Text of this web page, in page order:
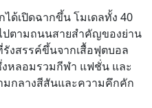
ด้เปิดฉากขึ้น โมเดลทั้ง 40
ปตามถนนสายสำคัญของย่าน
งสรรค์ขึ้นจากเสื้อฟุตบอล
หลอมรวมกีฬา แฟชั่น และ
มกลางสีสันและความคึกคัก